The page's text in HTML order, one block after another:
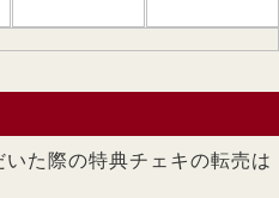
た際の特典チェキの転売は
。